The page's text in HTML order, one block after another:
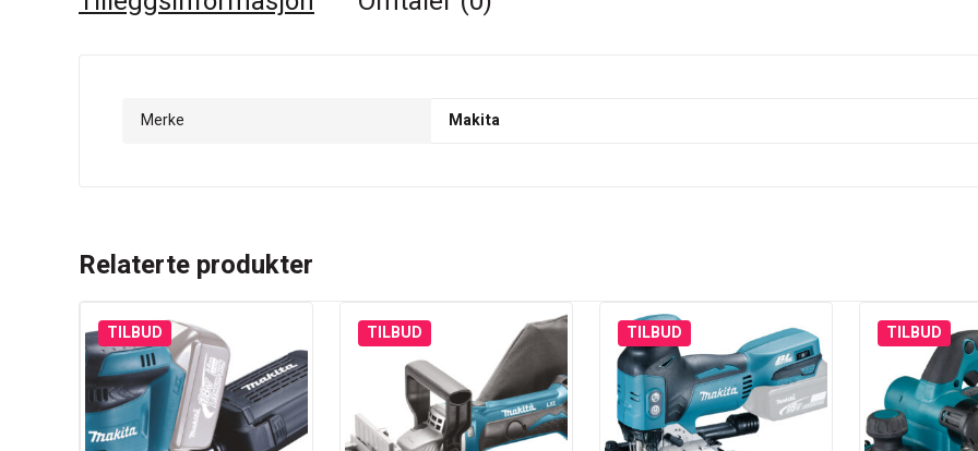
Merke Makita
Relaterte produkter
TILBUD TILBUD TILBUD TILBUD